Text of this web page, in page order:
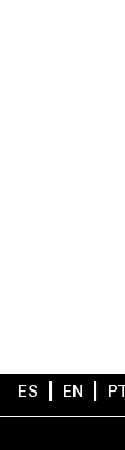
ES | EN |